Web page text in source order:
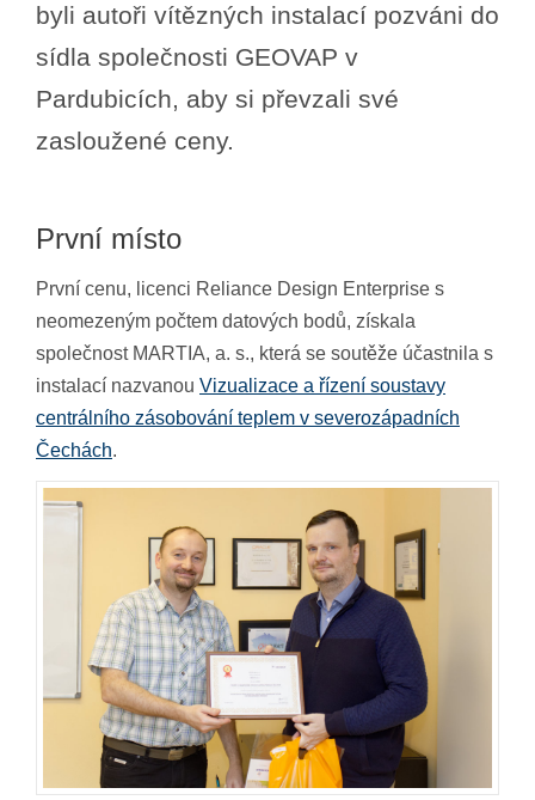
byli autoři vítězných instalací pozváni do
sídla společnosti GEOVAP v
Pardubicích, aby si převzali své
zasloužené ceny.
První místo
První cenu, licenci Reliance Design Enterprise s
neomezeným počtem datových bodů, získala
společnost MARTIA, a. s., která se soutěže účastnila s
instalací nazvanou Vizualizace a řízení soustavy
centrálního zásobování teplem v severozápadních
Čechách.